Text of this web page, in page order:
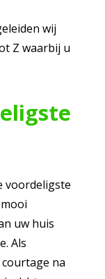
wij
Z waarbij u
voordeligste
uw huis
Als
na